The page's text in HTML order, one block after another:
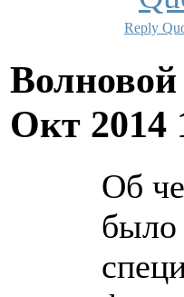
Reply
Окт 2014
Об
было